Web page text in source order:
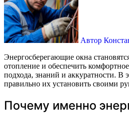
Автор
Энергосберегающие окна становятся всё более востребованными среди владельцев загородных домов и дач, так как позволяют значительно уменьшить теплопотери, снизить расходы на
отопление и обеспечить
подхода, знаний и аккуратности. В
правильно их установить своими
Почему именно